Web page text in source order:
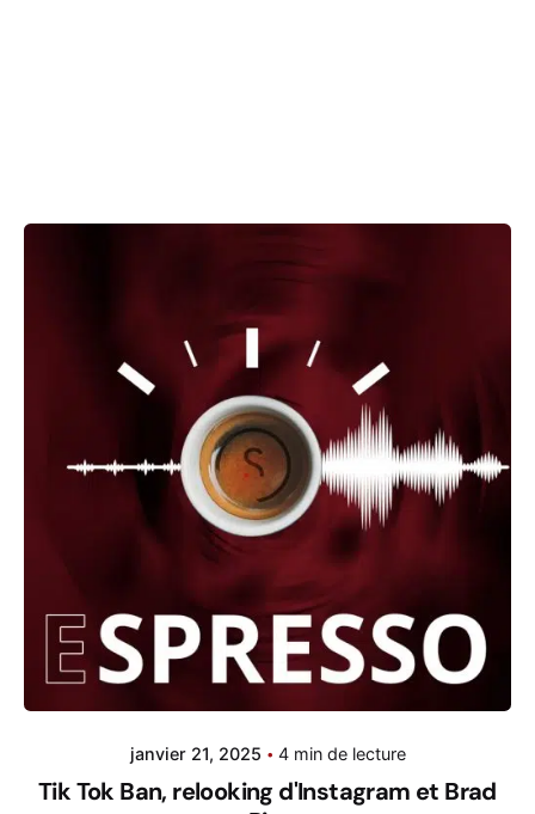
janvier 21, 2025 4 min de lecture
Tik Tok Ban, relooking d'Instagram et Brad